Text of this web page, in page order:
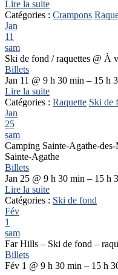
Lire la suite
Catégories : Crampons
Jan
11
sam
Ski de fond / raquettes @ À
Billets
Jan 11 @ 9 h 30 min – 15 h
Lire la suite
Catégories : Raquette Ski de
Jan
25
sam
Camping Sainte-Agathe-
Sainte-Agathe
Billets
Jan 25 @ 9 h 30 min – 15 h
Lire la suite
Catégories : Ski de fond
Fév
1
sam
Far Hills – Ski de fond –
Billets
Fév 1 @ 9 h 30 min – 15 h